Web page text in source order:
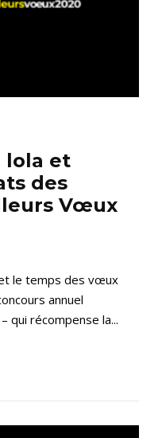
lola et
des
Vœux
le temps des vœux
annuel
qui récompense la...